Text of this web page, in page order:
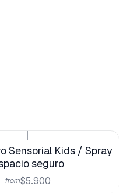
Sensorial Kids / Spray
seguro
from$5.900